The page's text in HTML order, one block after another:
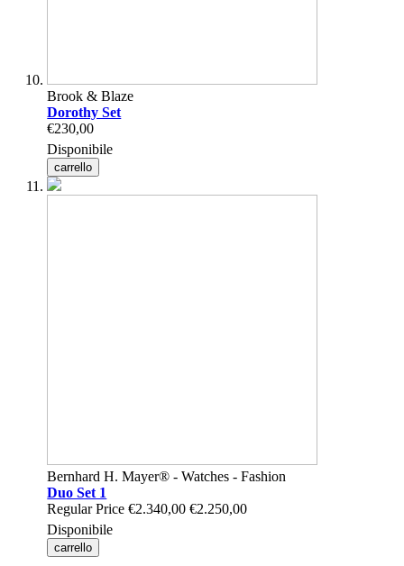
Brook & Blaze
Dorothy Set
€230,00
Disponibile
carrello
Bernhard H. Mayer® - Watches - Fashion
Duo Set 1
Regular Price €2.340,00 €2.250,00
Disponibile
carrello